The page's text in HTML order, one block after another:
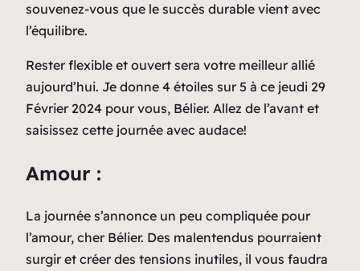
souvenez-vous que le succès durable vient avec
l’équilibre.
Rester flexible et ouvert sera votre meilleur allié
aujourd’hui. Je donne 4 étoiles sur 5 à ce jeudi 29
Février 2024 pour vous, Bélier. Allez de l’avant et
saisissez cette journée avec audace!
Amour :
La journée s’annonce un peu compliquée pour
l’amour, cher Bélier. Des malentendus pourraient
surgir et créer des tensions inutiles, il vous faudra